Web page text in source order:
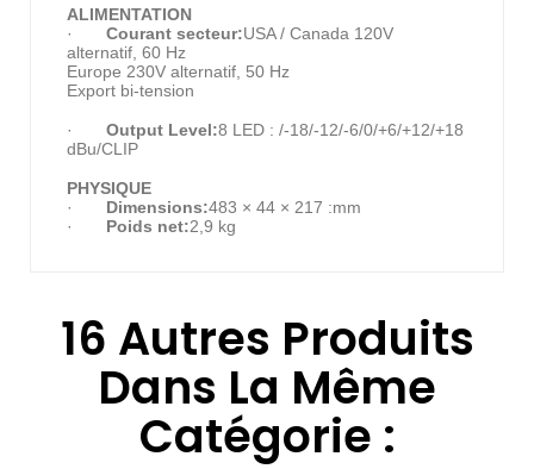
ALIMENTATION
· Courant secteur:USA / Canada 120V
alternatif, 60 Hz
Europe 230V alternatif, 50 Hz
Export bi-tension
· Output Level:8 LED : /-18/-12/-6/0/+6/+12/+18
dBu/CLIP
PHYSIQUE
· Dimensions:483 × 44 × 217 :mm
· Poids net:2,9 kg
16 Autres Produits
Dans La Même
Catégorie :